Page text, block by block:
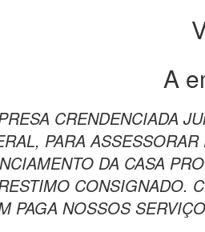
A
CRENDENCIADA
PARA
DA CASA
CONSIGNADO.
PAGA NOSSOS